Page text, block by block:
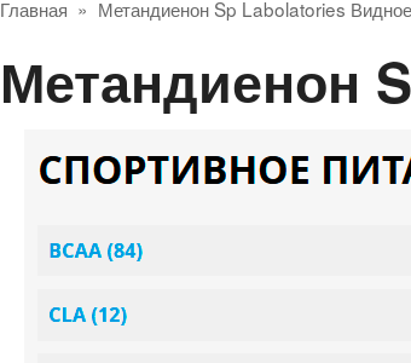
Главная » Метандиенон Sp Labolatories Видное